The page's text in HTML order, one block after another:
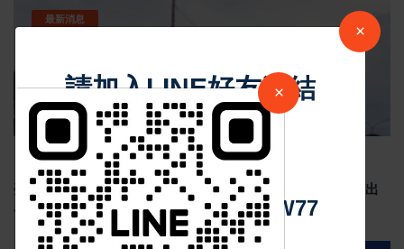
最新消息
Jun 19 2026 185
臺南安平龍舟賽結合反賄選宣導 政風處倡議乾淨選舉 划出
廉潔民主新風貌
×
請加入LINE好友連結
中 華 超 傳 媒
Https://reurl.cc/adqW77
×